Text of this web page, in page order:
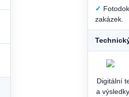
✓
zakázek.
Digitální
a